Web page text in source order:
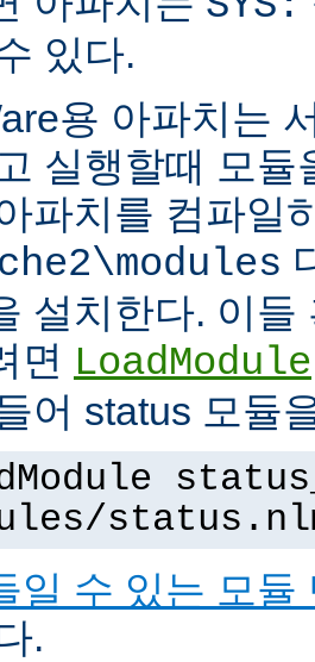
있다.
용 아파치는
실행할때 모듈
파치를 컴파일
설치한다. 이
면 LoadModule
어 status 모듈
일 수 있는 모듈
.